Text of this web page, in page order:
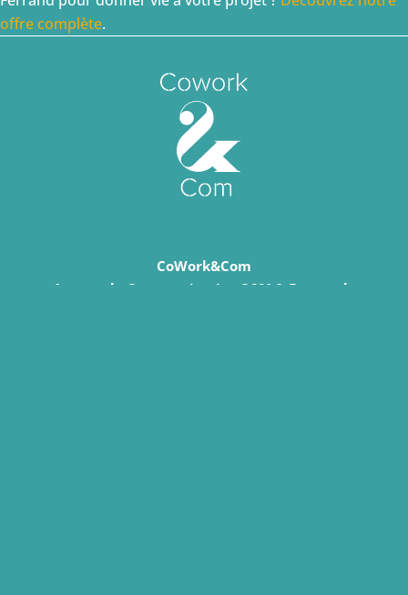
Ferrand pour donner vie à votre projet ?